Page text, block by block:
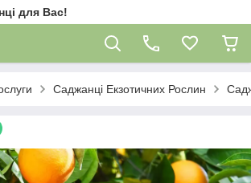
для Вас!
Саджанці Екзотичних Рослин